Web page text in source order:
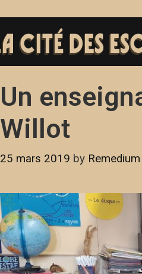
Un
Willot
25 mars 2019 by Remedium